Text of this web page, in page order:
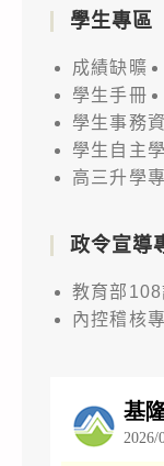
學生專區
成績缺曠
學生手冊
學生事務
學生自主
高三升學
政令宣導
教育部
內控稽核